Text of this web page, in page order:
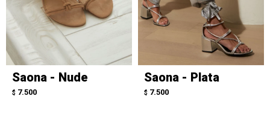
Saona - Nude
$ 7.500
Saona - Plata
$ 7.500